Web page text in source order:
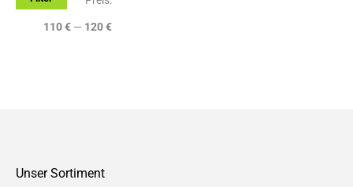
ia
110 € — 120 €
Unser Sortiment